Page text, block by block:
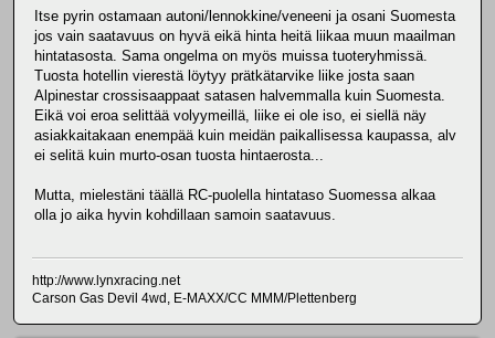
Itse pyrin ostamaan autoni/lennokkine/veneeni ja osani Suomesta
jos vain saatavuus on hyvä eikä hinta heitä liikaa muun maailman
hintatasosta. Sama ongelma on myös muissa tuoteryhmissä.
Tuosta hotellin vierestä löytyy prätkätarvike liike josta saan
Alpinestar crossisaappaat satasen halvemmalla kuin Suomesta.
Eikä voi eroa selittää volyymeillä, liike ei ole iso, ei siellä näy
asiakkaitakaan enempää kuin meidän paikallisessa kaupassa, alv
ei selitä kuin murto-osan tuosta hintaerosta...
Mutta, mielestäni täällä RC-puolella hintataso Suomessa alkaa
olla jo aika hyvin kohdillaan samoin saatavuus.
http://www.lynxracing.net
Carson Gas Devil 4wd, E-MAXX/CC MMM/Plettenberg